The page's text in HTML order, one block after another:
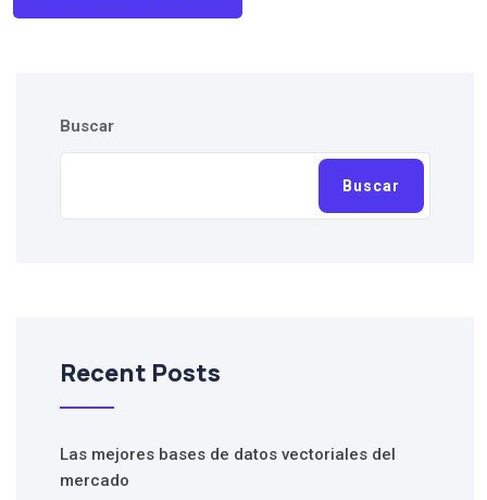
Buscar
Buscar
Recent Posts
Las mejores bases de datos vectoriales del
mercado